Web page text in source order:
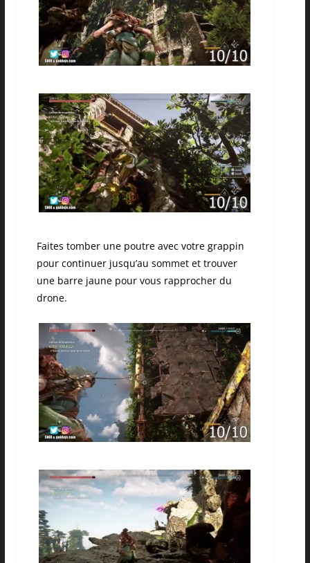
Faites tomber une poutre avec votre grappin
pour continuer jusqu’au sommet et trouver
une barre jaune pour vous rapprocher du
drone.